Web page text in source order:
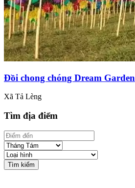
Đồi chong chóng Dream Garden
Xã Tả Lèng
Tìm địa điểm
Tìm kiếm